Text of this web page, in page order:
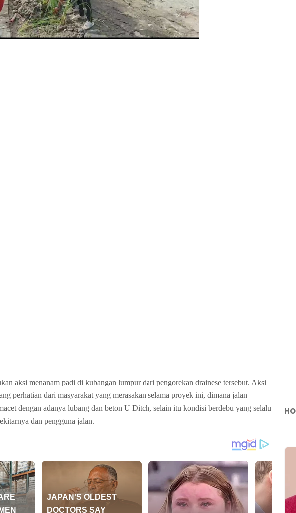
aksi menanam padi di kubangan lumpur dari pengorekan drainese tersebut. Aksi
perhatian dari masyarakat yang merasakan selama proyek ini, dimana jalan
dengan adanya lubang dan beton U Ditch, selain itu kondisi berdebu yang selalu
dan pengguna jalan.